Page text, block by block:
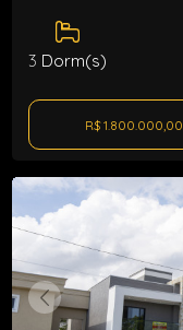
3 Dorm(s)
R$ 1.800.000,00